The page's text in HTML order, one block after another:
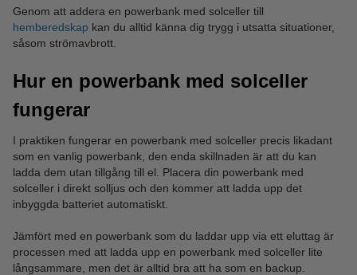
Genom att addera en powerbank med solceller till
hemberedskap kan du alltid känna dig trygg i utsatta situationer,
såsom strömavbrott.
Hur en powerbank med solceller
fungerar
I praktiken fungerar en powerbank med solceller precis likadant
som en vanlig powerbank, den enda skillnaden är att du kan
ladda dem utan tillgång till el. Placera din powerbank med
solceller i direkt solljus och den kommer att ladda upp det
inbyggda batteriet automatiskt.
Jämfört med en powerbank som du laddar upp via ett eluttag är
processen med att ladda upp en powerbank med solceller lite
långsammare, men det är alltid bra att ha som en backup.